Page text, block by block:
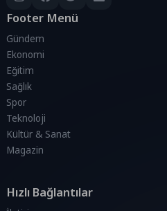
Footer Menü
Gündem
Ekonomi
Eğitim
Sağlık
Spor
Teknoloji
Kültür & Sanat
Magazin
Hızlı Bağlantılar